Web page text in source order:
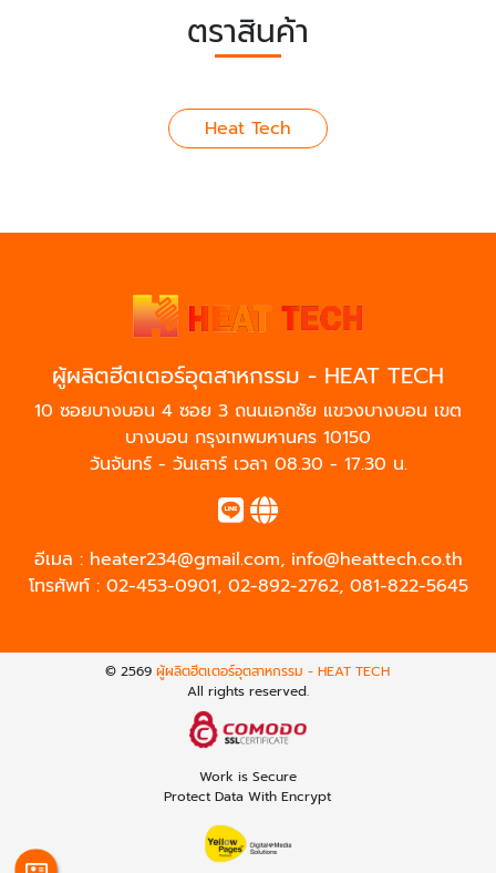
ตราสินค้า
Heat Tech
ผู้ผลิตฮีตเตอร์อุตสาหกรรม - HEAT TECH
10 ซอยบางบอน 4 ซอย 3 ถนนเอกชัย แขวงบางบอน เขต
บางบอน กรุงเทพมหานคร 10150
วันจันทร์ - วันเสาร์ เวลา 08.30 - 17.30 น.
อีเมล : heater234@gmail.com, info@heattech.co.th
โทรศัพท์ : 02-453-0901, 02-892-2762, 081-822-5645
© 2569ผู้ผลิตฮีตเตอร์อุตสาหกรรม - HEAT TECH
All rights reserved.
Work is Secure
Protect Data With Encrypt